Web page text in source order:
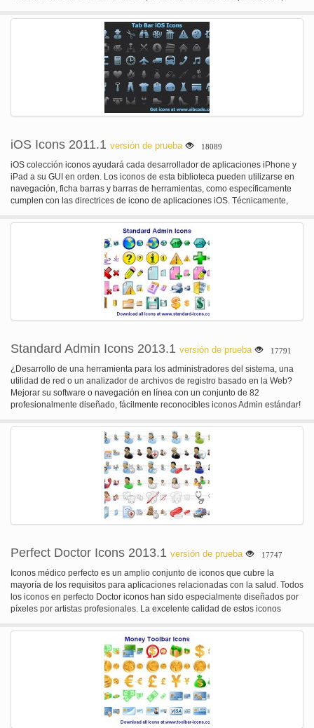
elementos de control este conjunto es perfecto para crear aplicaciones
dirigidas a diferentes plataformas móviles y de escritorio.
iOS Icons 2011.1 versión de prueba 18089
iOS colección iconos ayudará cada desarrollador de aplicaciones iPhone y
iPad a su GUI en orden. Los iconos de esta biblioteca pueden utilizarse en
navegación, ficha barras y barras de herramientas, como específicamente
cumplen con las directrices de icono de aplicaciones iOS. Técnicamente,
PNG y PSD con versiones blancos y negro, en píxeles de tamaño 20 x 20, 30
Standard Admin Icons 2013.1 versión de prueba 17791
¿Desarrollo de una herramienta para los administradores del sistema, una
utilidad de red o un analizador de archivos de registro basado en la Web?
Mejorar su software o navegación en línea con un conjunto de 82
profesionalmente diseñado, fácilmente reconocibles iconos Admin estándar!
estándar Admin puede utilizarse en cualquier lugar. Las fuentes disponibles
vector parecer iconos estándar Admin nítidas y claras en las pantallas de
presentación o tamaño póster impresiones.
Perfect Doctor Icons 2013.1 versión de prueba 17747
Iconos médico perfecto es un amplio conjunto de iconos que cubre la
mayoría de los requisitos para aplicaciones relacionadas con la salud. Todos
los iconos en perfecto Doctor iconos han sido especialmente diseñados por
píxeles por artistas profesionales. La excelente calidad de estos iconos
profesional. Los iconos están divididos en varias categorías relacionadas
con la medicina que contienen símbolos comúnmente reconocidos.